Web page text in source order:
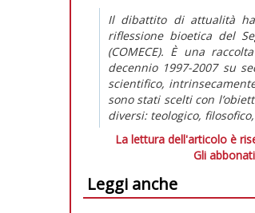
Il dibattito di attualità
riflessione bioetica del
(COMECE). È una
decennio 1997-2007 su
scientifico,
sono stati scelti con
diversi: teologico,
La lettura dell'articolo è
Gli
Leggi anche